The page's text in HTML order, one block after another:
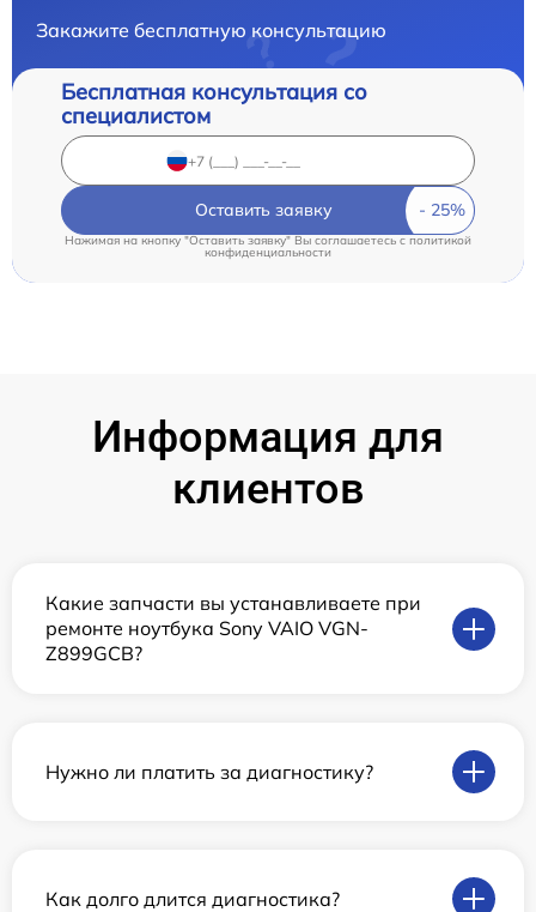
Закажите бесплатную консультацию
Бесплатная консультация со
специалистом
Оставить заявку
Нажимая на кнопку "Оставить заявку" Вы соглашаетесь cполитикой
конфиденциальности
Информация для
клиентов
Какие запчасти вы устанавливаете при
ремонте ноутбука Sony VAIO VGN-
Z899GCB?
Нужно ли платить за диагностику?
Как долго длится диагностика?